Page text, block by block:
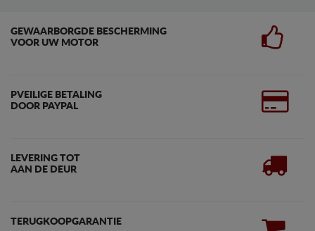
GEWAARBORGDE BESCHERMING
VOOR UW MOTOR
PVEILIGE BETALING
DOOR PAYPAL
LEVERING TOT
AAN DE DEUR
TERUGKOOPGARANTIE